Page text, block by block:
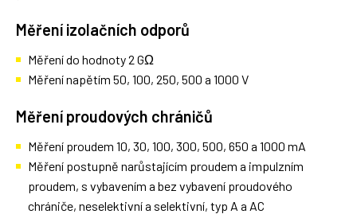
Měření izolačních odporů
Měření do hodnoty 2 GΩ
Měření napětím 50, 100, 250, 500 a 1000 V
Měření proudových chráničů
Měření proudem 10, 30, 100, 300, 500, 650 a 1000 mA
Měření postupně narůstajícím proudem a impulzním
proudem, s vybavením a bez vybavení proudového
chrániče, neselektivní a selektivní, typ A a AC